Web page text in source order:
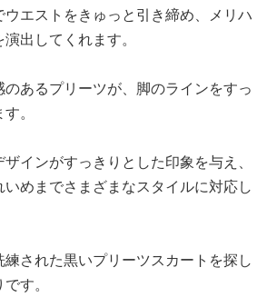
エストをきゅっと引き締め、メリハ
出してくれます。
あるプリーツが、脚のラインをすっ
。
インがすっきりとした印象を与え、
めまでさまざまなスタイルに対応し
された黒いプリーツスカートを探し
す。